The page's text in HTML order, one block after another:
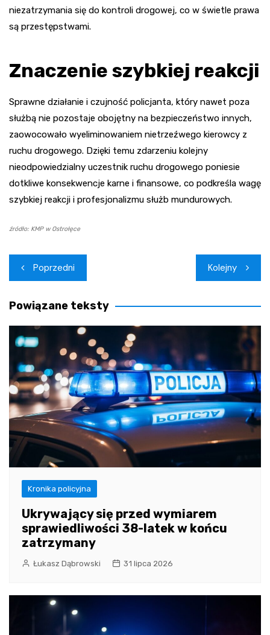
niezatrzymania się do kontroli drogowej, co w świetle prawa
są przestępstwami.
Znaczenie szybkiej reakcji
Sprawne działanie i czujność policjanta, który nawet poza
służbą nie pozostaje obojętny na bezpieczeństwo innych,
zaowocowało wyeliminowaniem nietrzeźwego kierowcy z
ruchu drogowego. Dzięki temu zdarzeniu kolejny
nieodpowiedzialny uczestnik ruchu drogowego poniesie
dotkliwe konsekwencje karne i finansowe, co podkreśla wagę
szybkiej reakcji i profesjonalizmu służb mundurowych.
źródło: KMP w Ostrołęce
Nawigacja
wpisu
Poprzedni Kolejny
Powiązane teksty
Kronika policyjna
Ukrywający się przed wymiarem
sprawiedliwości 38-latek w końcu
zatrzymany
Łukasz Dąbrowski 31 lipca 2026